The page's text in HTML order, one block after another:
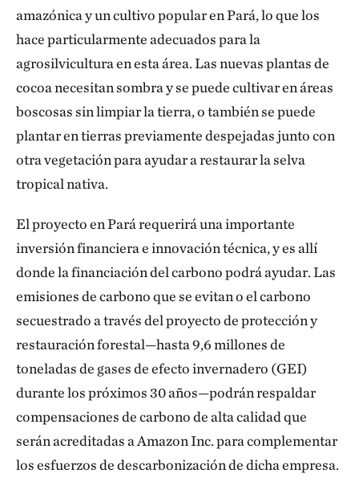
amazónica y un cultivo popular en Pará, lo que los
hace particularmente adecuados para la
agrosilvicultura en esta área. Las nuevas plantas de
cocoa necesitan sombra y se puede cultivar en áreas
boscosas sin limpiar la tierra, o también se puede
plantar en tierras previamente despejadas junto con
otra vegetación para ayudar a restaurar la selva
tropical nativa.
El proyecto en Pará requerirá una importante
inversión financiera e innovación técnica, y es allí
donde la financiación del carbono podrá ayudar. Las
emisiones de carbono que se evitan o el carbono
secuestrado a través del proyecto de protección y
restauración forestal—hasta 9,6 millones de
toneladas de gases de efecto invernadero (GEI)
durante los próximos 30 años—podrán respaldar
compensaciones de carbono de alta calidad que
serán acreditadas a Amazon Inc. para complementar
los esfuerzos de descarbonización de dicha empresa.